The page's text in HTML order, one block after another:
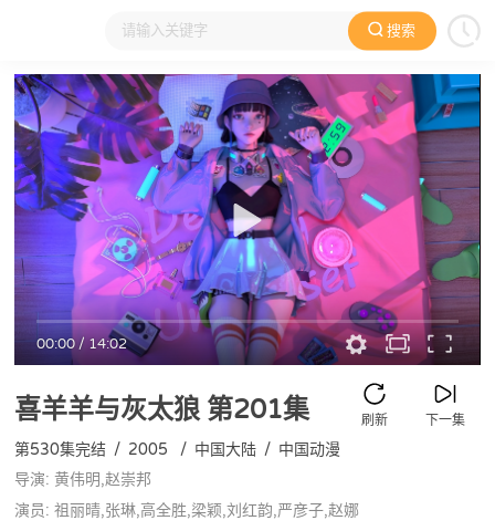
搜索
大家在看 日本动漫 国产动漫 欧美动漫 动漫电影
00:00/14:02
喜羊羊与灰太狼第201集 下一集
刷新
第530集完结 / 2005 / 中国大陆 / 中国动漫
导演: 黄伟明,赵崇邦
演员: 祖丽晴,张琳,高全胜,梁颖,刘红韵,严彦子,赵娜